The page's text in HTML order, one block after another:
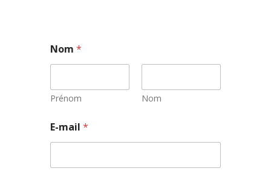
Nom*
Prénom Nom
E
-
a
E-mail*